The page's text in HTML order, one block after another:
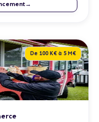
De 100 K€ à 5 M€